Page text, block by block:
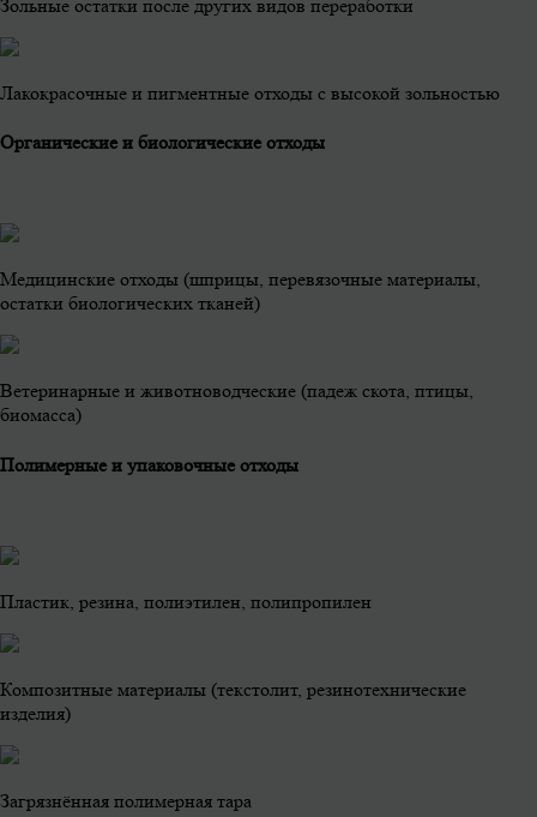
Зольные остатки после других видов переработки
Лакокрасочные и пигментные отходы с высокой зольностью
Органические и биологические отходы
Медицинские отходы (шприцы, перевязочные материалы,
остатки биологических тканей)
Ветеринарные и животноводческие (падеж скота, птицы,
биомасса)
Полимерные и упаковочные отходы
Пластик, резина, полиэтилен, полипропилен
Композитные материалы (текстолит, резинотехнические
изделия)
Загрязнённая полимерная тара